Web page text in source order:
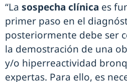
“La sospecha clínica es
primer paso en el
posteriormente debe ser
la demostración de una
y/o hiperreactividad
expertas. Para ello, es